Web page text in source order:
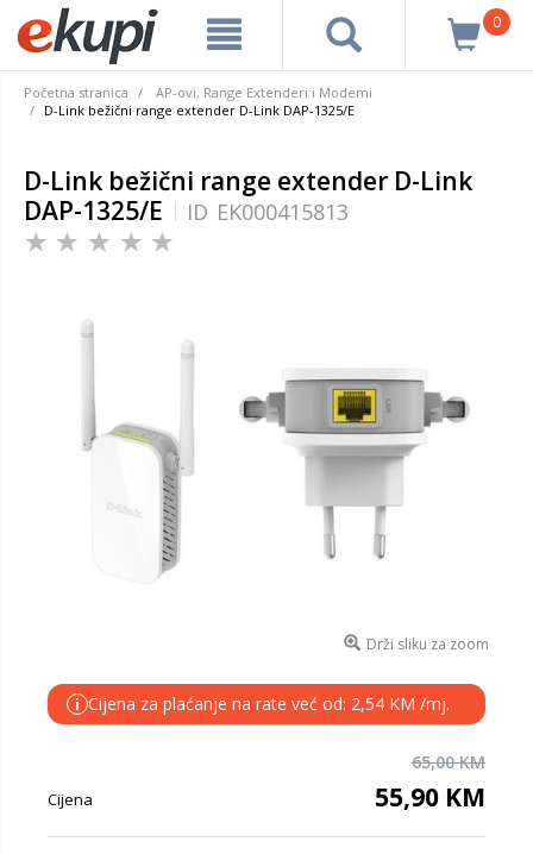
0
Početna stranica
AP-ovi, Range Extenderi i Modemi
D-Link bežični range extender D-Link DAP-1325/E
D-Link bežični range extender D-Link
DAP-1325/E
ID EK000415813
Drži sliku za zoom
i Cijena za plaćanje na rate već od: 2,54 KM /mj.
65,00 KM
Cijena 55,90 KM